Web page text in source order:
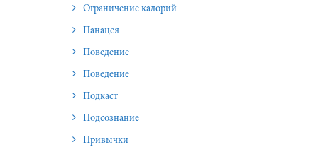
Ограничение калорий
Панацея
Поведение
Поведение
Подкаст
Подсознание
Привычки